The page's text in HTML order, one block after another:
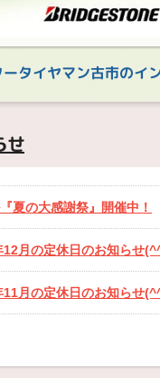
ータイヤマン古市のイ
せ
夏の大感謝祭』開催中！
12月の定休日のお知らせ
11月の定休日のお知らせ